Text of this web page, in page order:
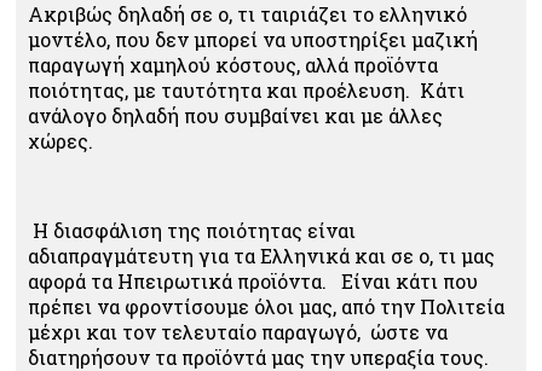
Ακριβώς δηλαδή σε ο, τι ταιριάζει το ελληνικό
μοντέλο, που δεν μπορεί να υποστηρίξει μαζική
παραγωγή χαμηλού κόστους, αλλά προϊόντα
ποιότητας, με ταυτότητα και προέλευση. Κάτι
ανάλογο δηλαδή που συμβαίνει και με άλλες
χώρες.
Η διασφάλιση της ποιότητας είναι
αδιαπραγμάτευτη για τα Ελληνικά και σε ο, τι μας
αφορά τα Ηπειρωτικά προϊόντα. Είναι κάτι που
πρέπει να φροντίσουμε όλοι μας, από την Πολιτεία
μέχρι και τον τελευταίο παραγωγό, ώστε να
διατηρήσουν τα προϊόντά μας την υπεραξία τους.